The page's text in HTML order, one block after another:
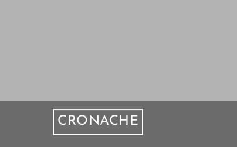
CRONACHE